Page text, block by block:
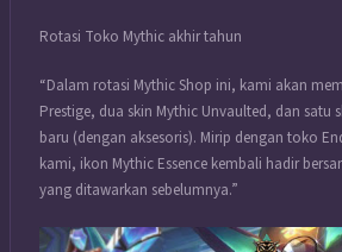
Rotasi Toko Mythic akhir tahun
“Dalam rotasi Mythic Shop ini, kami akan
Prestige, dua skin Mythic Unvaulted, dan satu
baru (dengan aksesoris). Mirip dengan toko
kami, ikon Mythic Essence kembali hadir
yang ditawarkan sebelumnya.”